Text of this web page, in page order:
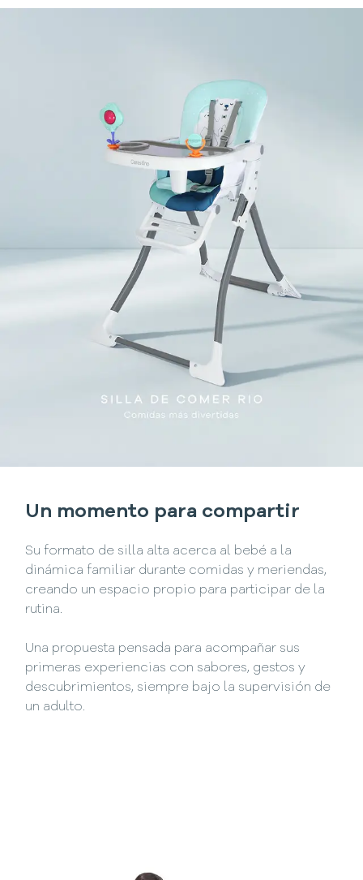
Un momento para compartir
Su formato de silla alta acerca al bebé a la
dinámica familiar durante comidas y meriendas,
creando un espacio propio para participar de la
rutina.
Una propuesta pensada para acompañar sus
primeras experiencias con sabores, gestos y
descubrimientos, siempre bajo la supervisión de
un adulto.